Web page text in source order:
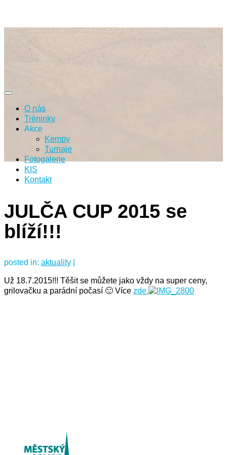
O nás
Tréninky
Akce
Kempy
Turnaje
Fotogalerie
KIS
Kontakt
JULČA CUP 2015 se
blíží!!!
posted in: aktuality
Už 18.7.2015!!! Těšit se můžete jako vždy na super ceny,
grilovačku a parádní počasí 🙂 Více zde.